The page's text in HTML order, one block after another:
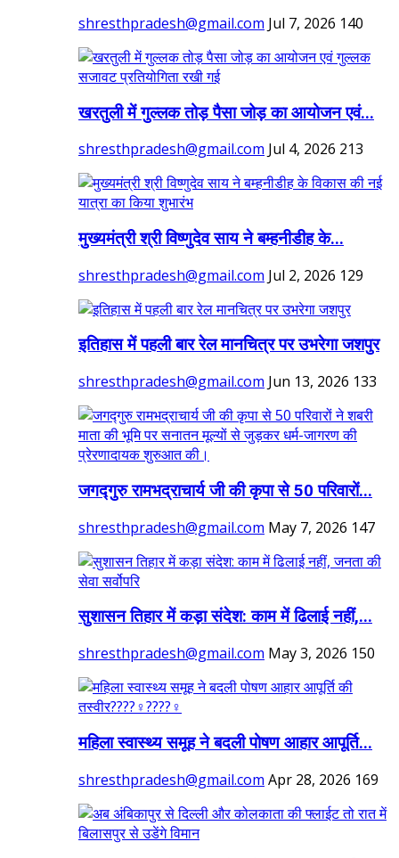
shresthpradesh@gmail.com Jul 7, 2026 140
खरतुली में गुल्लक तोड़ पैसा जोड़ का आयोजन एवं...
shresthpradesh@gmail.com Jul 4, 2026 213
मुख्यमंत्री श्री विष्णुदेव साय ने बम्हनीडीह के...
shresthpradesh@gmail.com Jul 2, 2026 129
इतिहास में पहली बार रेल मानचित्र पर उभरेगा जशपुर
shresthpradesh@gmail.com Jun 13, 2026 133
जगद्गुरु रामभद्राचार्य जी की कृपा से 50 परिवारों...
shresthpradesh@gmail.com May 7, 2026 147
सुशासन तिहार में कड़ा संदेश: काम में ढिलाई नहीं,...
shresthpradesh@gmail.com May 3, 2026 150
महिला स्वास्थ्य समूह ने बदली पोषण आहार आपूर्ति...
shresthpradesh@gmail.com Apr 28, 2026 169